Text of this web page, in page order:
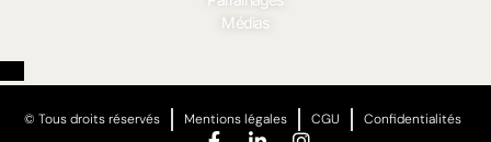
Médias
© Tous droits réservés Mentions légales CGU Confidentialités